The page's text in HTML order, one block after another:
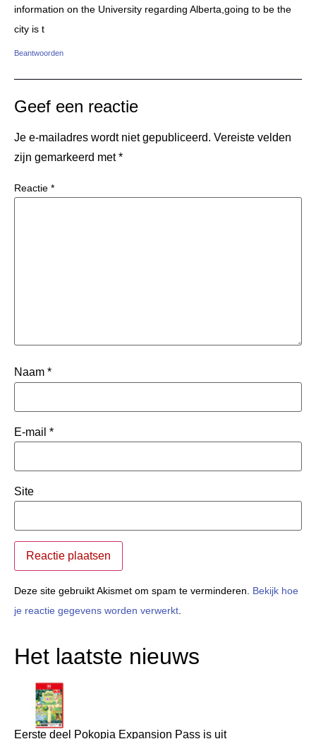
information on the University regarding Alberta,going to be the
city is t
Beantwoorden
Geef een reactie
Je e-mailadres wordt niet gepubliceerd. Vereiste velden
zijn gemarkeerd met*
Reactie *
Naam *
E-mail *
Site
Deze site gebruikt Akismet om spam te verminderen. Bekijk hoe
je reactie gegevens worden verwerkt
Het laatste nieuws
Eerste deel Pokopia Expansion Pass is uit